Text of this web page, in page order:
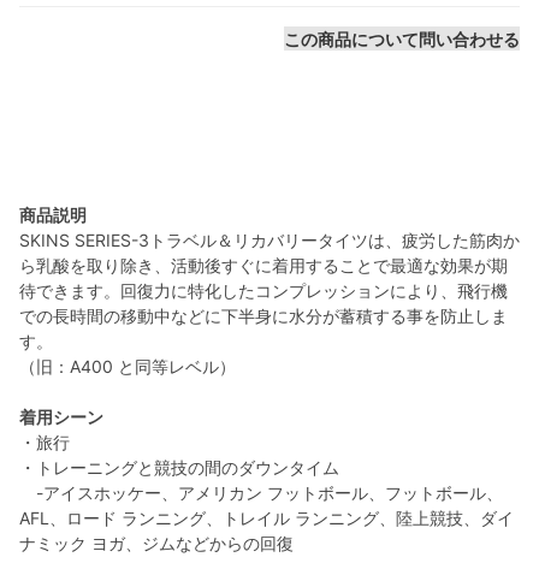
この商品について問い合わせる
商品説明
SKINS SERIES-3トラベル＆リカバリータイツは、疲労した筋肉か
ら乳酸を取り除き、活動後すぐに着用することで最適な効果が期
待できます。回復力に特化したコンプレッションにより、飛行機
での長時間の移動中などに下半身に水分が蓄積する事を防止しま
す。
（旧：A400 と同等レベル）
着用シーン
・旅行
・トレーニングと競技の間のダウンタイム
-アイスホッケー、アメリカン フットボール、フットボール、
AFL、ロード ランニング、トレイル ランニング、陸上競技、ダイ
ナミック ヨガ、ジムなどからの回復